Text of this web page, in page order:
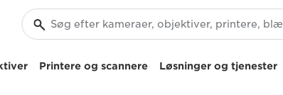
Printere og scannere Løsninger og tjenester